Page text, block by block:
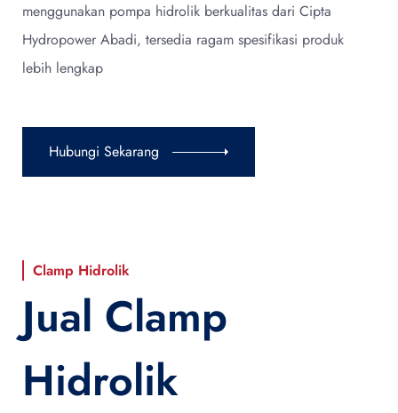
menggunakan pompa hidrolik berkualitas dari Cipta
Hydropower Abadi, tersedia ragam spesifikasi produk
lebih lengkap
Hubungi Sekarang
Clamp Hidrolik
Jual Clamp
Hidrolik